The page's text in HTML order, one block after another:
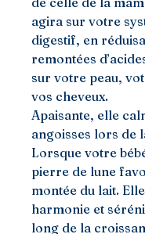
agira sur votre
digestif, en
remontées
sur votre peau,
vos cheveux.
Apaisante, elle
angoisses lors de
Lorsque votre
pierre de lune
montée du lait.
harmonie et
long de la